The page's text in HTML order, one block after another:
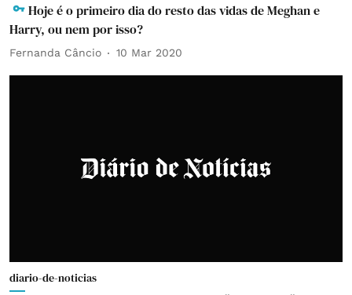
Hoje é o primeiro dia do resto das vidas de Meghan e
Harry, ou nem por isso?
Fernanda Câncio 10 Mar 2020
diario-de-noticias